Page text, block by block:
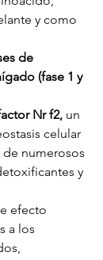
y como
de
(fase 1 y
Nr f2, un
celular
numerosos
y
efecto
a los